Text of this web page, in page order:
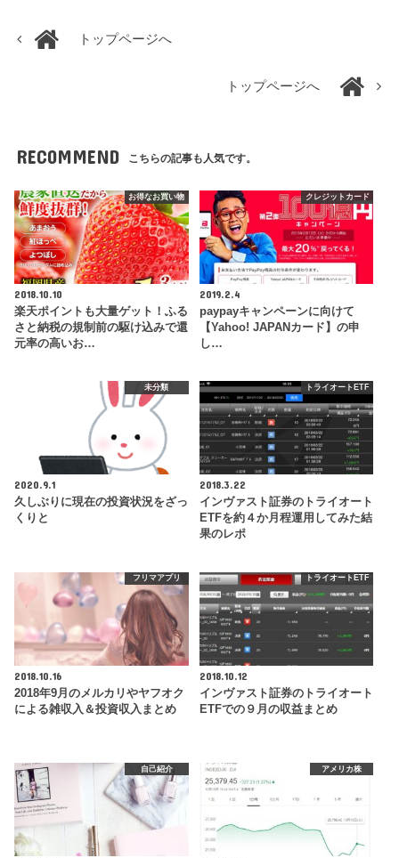
トップページへ
トップページへ
RECOMMEND こちらの記事も人気です。
お得なお買い物
2018.10.10
楽天ポイントも大量ゲット！ふる
さと納税の規制前の駆け込みで還
元率の高いお…
クレジットカード
2019.2.4
paypayキャンペーンに向けて
【Yahoo! JAPANカード】の申
し…
未分類
2020.9.1
久しぶりに現在の投資状況をざっ
くりと
トライオートETF
2018.3.22
インヴァスト証券のトライオート
ETFを約４か月程運用してみた結
果のレポ
フリマアプリ
2018.10.16
2018年9月のメルカリやヤフオク
による雑収入＆投資収入まとめ
トライオートETF
2018.10.12
インヴァスト証券のトライオート
ETFでの９月の収益まとめ
自己紹介 アメリカ株